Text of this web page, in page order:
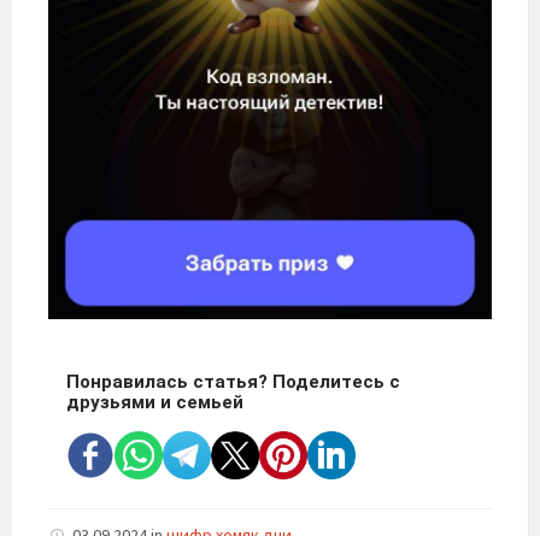
Понравилась статья? Поделитесь с
друзьями и семьей